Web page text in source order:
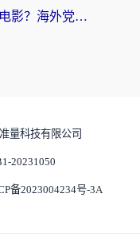
怎么在国外看腾讯视频的电影？海外党亲测有效的回国加速指南
量科技有限公司
20231050
备2023004234号-3A